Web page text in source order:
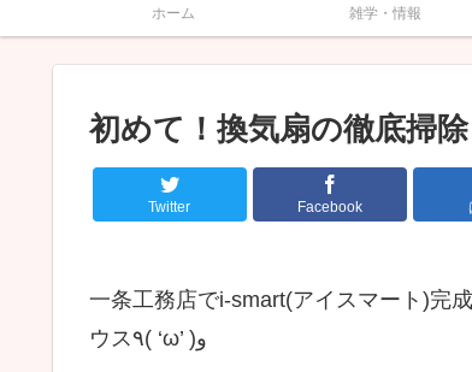
ホーム
雑学・情報
初めて！換気扇の徹底掃除
Twitter Facebook
一条工務店でi-smart(アイスマート)完
ウス٩( ‘ω’ )و